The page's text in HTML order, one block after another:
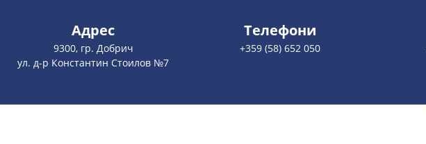
Адрес
9300, гр. Добрич
ул. д-р Константин Стоилов №7
Телефони
+359 (58) 652 050